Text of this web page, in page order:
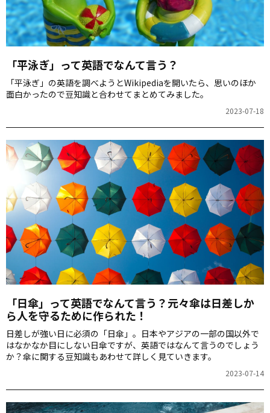
「平泳ぎ」って英語でなんて言う？
「平泳ぎ」の英語を調べようとWikipediaを開いたら、思いのほか
面白かったので豆知識と合わせてまとめてみました。
2023-07-18
「日傘」って英語でなんて言う？元々傘は日差しか
ら人を守るために作られた！
日差しが強い日に必須の「日傘」。日本やアジアの一部の国以外で
はなかなか目にしない日傘ですが、英語ではなんて言うのでしょう
か？傘に関する豆知識もあわせて詳しく見ていきます。
2023-07-14